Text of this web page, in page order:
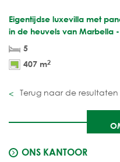
Eigentijdse luxevilla met
in de heuvels van Marbella
5
407 m2
Terug naar de resultaten
ONS KANTOOR